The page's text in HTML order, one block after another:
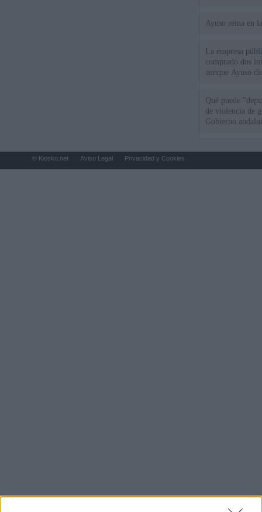
Ayuso reina en
La empresa
comprado dos
aunque Ayuso
Qué puede
de violencia de
Gobierno
© Kiosko.net Aviso Legal Privacidad y Cookies